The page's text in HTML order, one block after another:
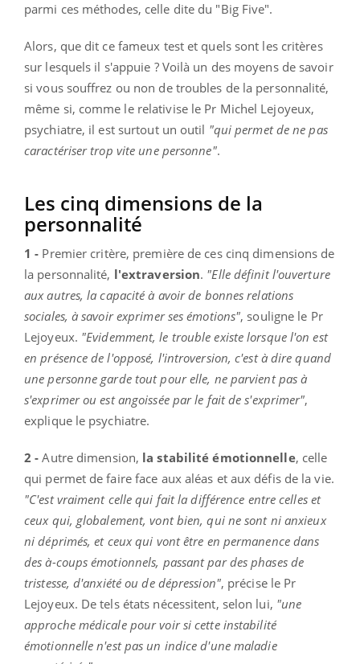
parmi ces méthodes, celle dite du "Big Five".
Alors, que dit ce fameux test et quels sont les critères
sur lesquels il s'appuie ? Voilà un des moyens de savoir
si vous souffrez ou non de troubles de la personnalité,
même si, comme le relativise le Pr Michel Lejoyeux,
psychiatre, il est surtout un outil "qui permet de ne pas
caractériser trop vite une personne".
Les cinq dimensions de la
personnalité
1 - Premier critère, première de ces cinq dimensions de
la personnalité, l'extraversion. "Elle définit l'ouverture
aux autres, la capacité à avoir de bonnes relations
sociales, à savoir exprimer ses émotions", souligne le Pr
Lejoyeux. "Evidemment, le trouble existe lorsque l'on est
en présence de l'opposé, l'introversion, c'est à dire quand
une personne garde tout pour elle, ne parvient pas à
s'exprimer ou est angoissée par le fait de s'exprimer",
explique le psychiatre.
2 - Autre dimension, la stabilité émotionnelle, celle
qui permet de faire face aux aléas et aux défis de la vie.
"C'est vraiment celle qui fait la différence entre celles et
ceux qui, globalement, vont bien, qui ne sont ni anxieux
ni déprimés, et ceux qui vont être en permanence dans
des à-coups émotionnels, passant par des phases de
tristesse, d'anxiété ou de dépression", précise le Pr
Lejoyeux. De tels états nécessitent, selon lui, "une
approche médicale pour voir si cette instabilité
émotionnelle n'est pas un indice d'une maladie